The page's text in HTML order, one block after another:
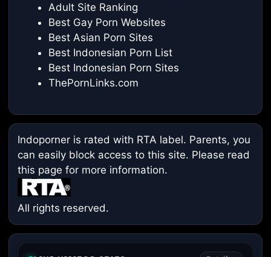
Adult Site Ranking
Best Gay Porn Websites
Best Asian Porn Sites
Best Indonesian Porn List
Best Indonesian Porn Sites
ThePornLinks.com
Indoporner is rated with RTA label. Parents, you
can easily block access to this site. Please read
this page for more information.
All rights reserved.